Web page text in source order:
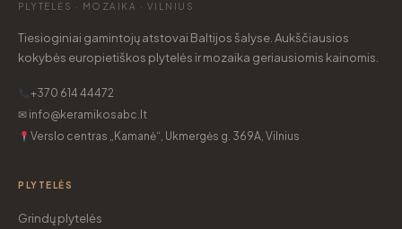
PLYTELĖS · MOZAIKA · VILNIUS
Tiesioginiai gamintojų atstovai Baltijos šalyse. Aukščiausios
kokybės europietiškos plytelės ir mozaika geriausiomis kainomis.
+370 614 44472
✉ info@keramikosabc.lt
Verslo centras „Kamanė“, Ukmergės g. 369A, Vilnius
PLYTELĖS
Grindų plytelės